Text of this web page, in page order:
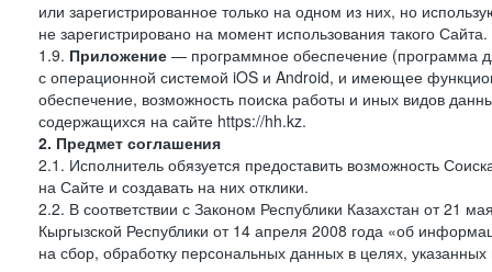
или зарегистрированное только на одном из них, но
не зарегистрировано на момент использования такого Сайта.
1.9. Приложение — программное обеспечение (программа
с операционной системой iOS и Android, и имеющее
обеспечение, возможность поиска работы и иных видов
содержащихся на сайте https://hh.kz.
2. Предмет соглашения
2.1. Исполнитель обязуется предоставить возможность
на Сайте и создавать на них отклики.
2.2. В соответствии с Законом Республики Казахстан от 21
Кыргызской Республики от 14 апреля 2008 года «об
на сбор, обработку персональных данных в целях,